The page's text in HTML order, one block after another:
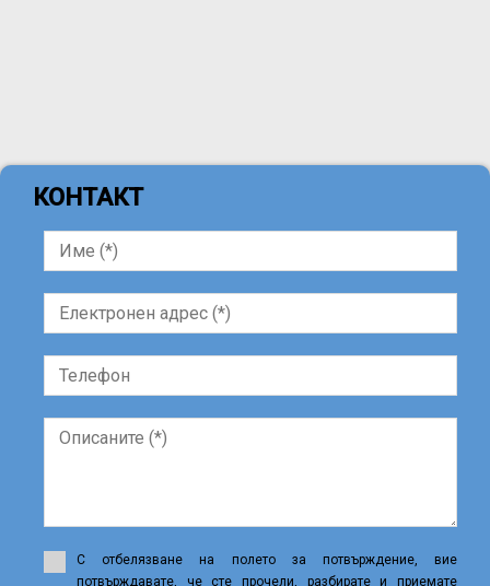
КОНТАКТ
С отбелязване на полето за потвърждение, вие
потвърждавате, че сте прочели, разбирате и приемате